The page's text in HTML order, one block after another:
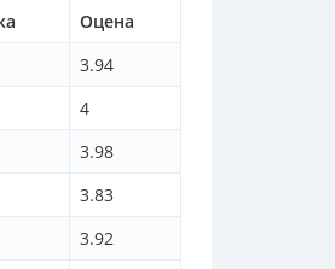
Оцена
3.94
4
3.98
3.83
3.92